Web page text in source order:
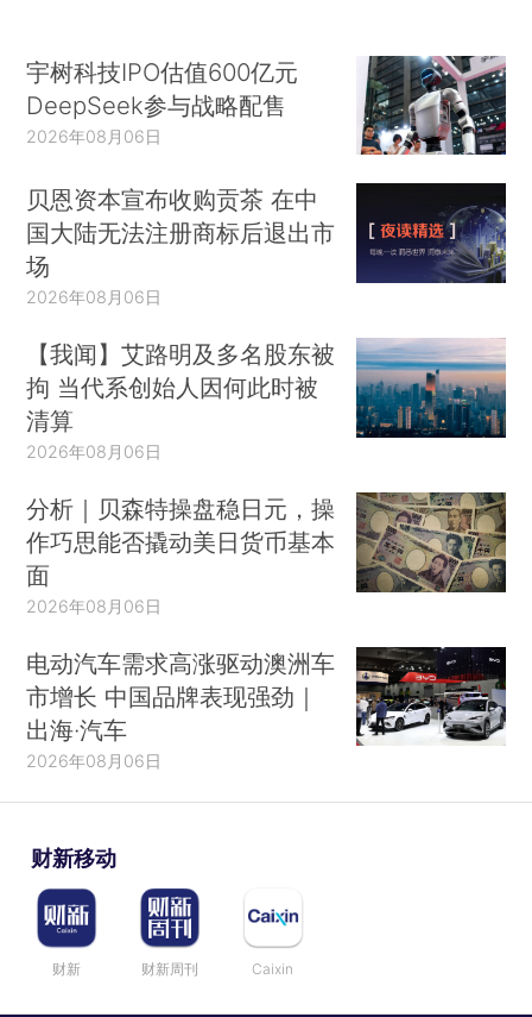
宇树科技IPO估值600亿元
DeepSeek参与战略配售
2026年08月06日
贝恩资本宣布收购贡茶 在中
国大陆无法注册商标后退出市
场
2026年08月06日
【我闻】艾路明及多名股东被
拘 当代系创始人因何此时被
清算
2026年08月06日
分析｜贝森特操盘稳日元，操
作巧思能否撬动美日货币基本
面
2026年08月06日
电动汽车需求高涨驱动澳洲车
市增长 中国品牌表现强劲｜
出海·汽车
2026年08月06日
财新移动
财新 财新周刊 Caixin